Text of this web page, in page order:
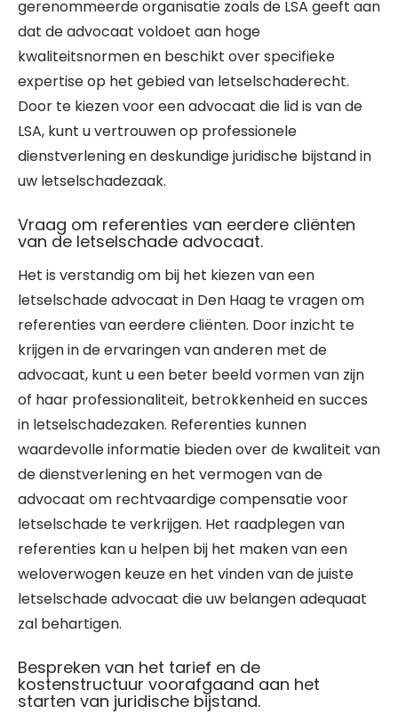
gerenommeerde organisatie zoals de LSA geeft aan
dat de advocaat voldoet aan hoge
kwaliteitsnormen en beschikt over specifieke
expertise op het gebied van letselschaderecht.
Door te kiezen voor een advocaat die lid is van de
LSA, kunt u vertrouwen op professionele
dienstverlening en deskundige juridische bijstand in
uw letselschadezaak.
Vraag om referenties van eerdere cliënten
van de letselschade advocaat.
Het is verstandig om bij het kiezen van een
letselschade advocaat in Den Haag te vragen om
referenties van eerdere cliënten. Door inzicht te
krijgen in de ervaringen van anderen met de
advocaat, kunt u een beter beeld vormen van zijn
of haar professionaliteit, betrokkenheid en succes
in letselschadezaken. Referenties kunnen
waardevolle informatie bieden over de kwaliteit van
de dienstverlening en het vermogen van de
advocaat om rechtvaardige compensatie voor
letselschade te verkrijgen. Het raadplegen van
referenties kan u helpen bij het maken van een
weloverwogen keuze en het vinden van de juiste
letselschade advocaat die uw belangen adequaat
zal behartigen.
Bespreken van het tarief en de
kostenstructuur voorafgaand aan het
starten van juridische bijstand.